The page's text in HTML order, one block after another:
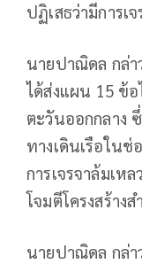
ปฏิเสธว่ามีการเ
นายปาณิดล กล่า
ได้ส่งแผน 15 ข้
ตะวันออกกลาง
ทางเดินเรือในช่
การเจรจาล้มเห
โจมตีโครงสร้า
นายปาณิดล กล่า